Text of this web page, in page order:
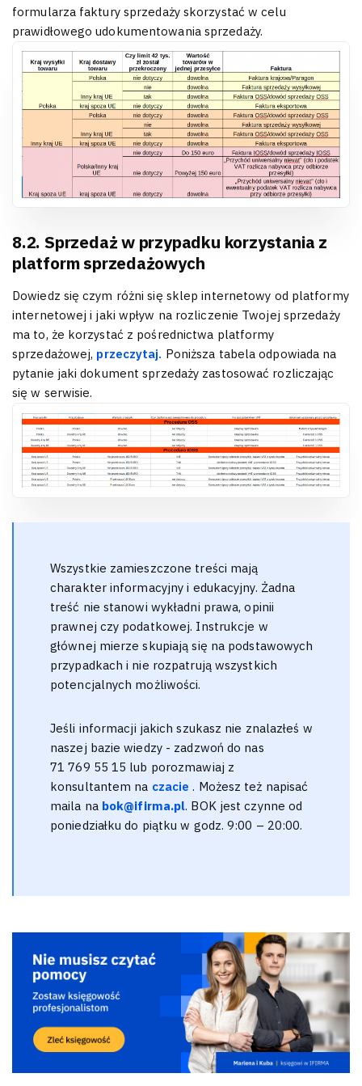
formularza faktury sprzedaży skorzystać w celu
prawidłowego udokumentowania sprzedaży.
8.2. Sprzedaż w przypadku korzystania z
platform sprzedażowych
Dowiedz się czym różni się sklep internetowy od platformy
internetowej i jaki wpływ na rozliczenie Twojej sprzedaży
ma to, że korzystać z pośrednictwa platformy
sprzedażowej, przeczytaj. Poniższa tabela odpowiada na
pytanie jaki dokument sprzedaży zastosować rozliczając
się w serwisie.
Wszystkie zamieszczone treści mają
charakter informacyjny i edukacyjny. Żadna
treść nie stanowi wykładni prawa, opinii
prawnej czy podatkowej. Instrukcje w
głównej mierze skupiają się na podstawowych
przypadkach i nie rozpatrują wszystkich
potencjalnych możliwości.
Jeśli informacji jakich szukasz nie znalazłeś w
naszej bazie wiedzy - zadzwoń do nas
71 769 55 15 lub porozmawiaj z
konsultantem na czacie. Możesz też napisać
maila na bok@ifirma.pl. BOK jest czynne od
poniedziałku do piątku w godz. 9:00 – 20:00.